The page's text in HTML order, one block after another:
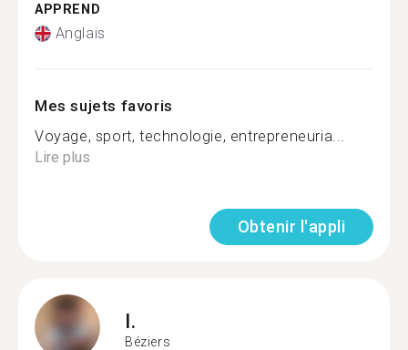
APPREND
Anglais
Mes sujets favoris
Voyage, sport, technologie, entrepreneuria...
Lire plus
Obtenir l'appli
I.
Béziers